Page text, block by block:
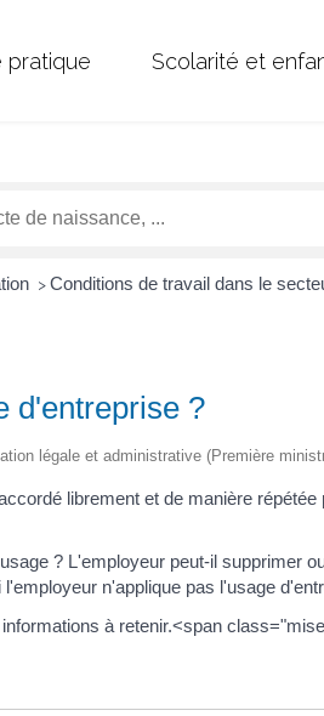
pratique Scolarité et
> Conditions de travail dans le
d'entreprise ?
légale et administrative (Première
librement et de manière
? L'employeur peut-il supprimer
n'applique pas l'usage
à retenir.<span